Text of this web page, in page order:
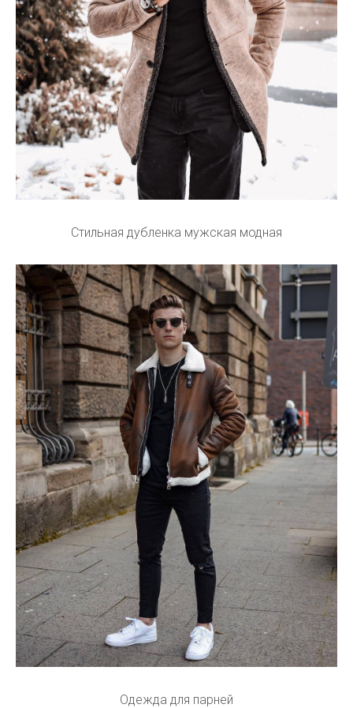
Стильная дубленка мужская модная
Одежда для парней